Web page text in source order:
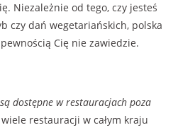
Niezależnie od tego, czy jesteś
czy dań wegetariańskich, polska
Cię nie zawiedzie.
dostępne w restauracjach poza
wiele restauracji w całym kraju